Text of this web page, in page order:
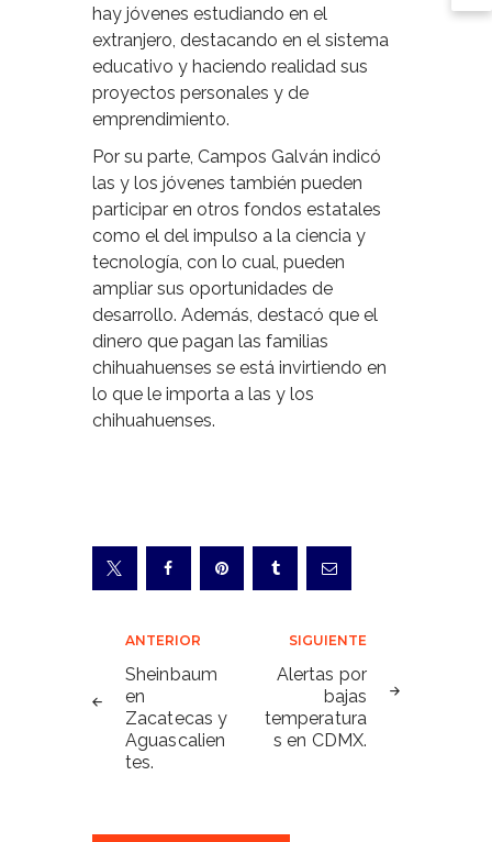
hay jóvenes estudiando en el
extranjero, destacando en el sistema
educativo y haciendo realidad sus
proyectos personales y de
emprendimiento.
Por su parte, Campos Galván indicó
las y los jóvenes también pueden
participar en otros fondos estatales
como el del impulso a la ciencia y
tecnología, con lo cual, pueden
ampliar sus oportunidades de
desarrollo. Además, destacó que el
dinero que pagan las familias
chihuahuenses se está invirtiendo en
lo que le importa a las y los
chihuahuenses.
Navegación
de
entradas
ANTERIOR
Sheinbaum
en
Zacatecas y
Aguascalien
tes.
SIGUIENTE
Alertas por
bajas
temperatura
s en CDMX.